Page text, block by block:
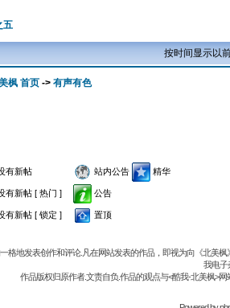
五
按时间显示以
枫 首页 -> 有声有色
有新帖 站内公告 精华
有新帖 [ 热门 ] 公告
有新帖 [ 锁定 ] 置顶
格地发表创作和评论.凡在网站发表的作品，即视为向《北美
我电子
作品版权归原作者.文责自负.作品的观点与<酷我-北美枫>